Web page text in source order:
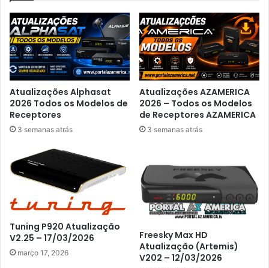
Atualizações Alphasat
2026 Todos os Modelos de
Receptores
3 semanas atrás
Atualizações AZAMERICA
2026 – Todos os Modelos
de Receptores AZAMERICA
3 semanas atrás
Tuning P920 Atualização
V2.25 – 17/03/2026
março 17, 2026
Freesky Max HD
Atualização (Artemis)
V202 – 12/03/2026